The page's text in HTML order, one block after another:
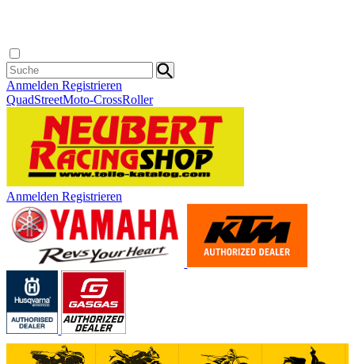
Anmelden Registrieren
QuadStreetMoto-CrossRoller
Anmelden Registrieren